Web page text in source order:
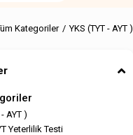
Kategoriler YKS (TYT - AYT )
AYT )
Yeterlilik Testi